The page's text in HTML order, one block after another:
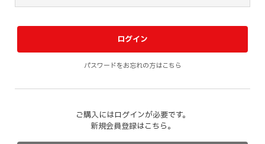
パスワードをお忘れの方はこちら
ご購入にはログインが必要です。
新規会員登録はこちら。